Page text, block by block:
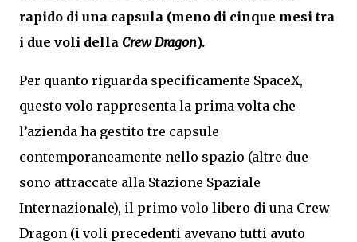
rapido di una capsula (meno di cinque mesi tra
i due voli della Crew Dragon).
Per quanto riguarda specificamente SpaceX,
questo volo rappresenta la prima volta che
l’azienda ha gestito tre capsule
contemporaneamente nello spazio (altre due
sono attraccate alla Stazione Spaziale
Internazionale), il primo volo libero di una Crew
Dragon (i voli precedenti avevano tutti avuto